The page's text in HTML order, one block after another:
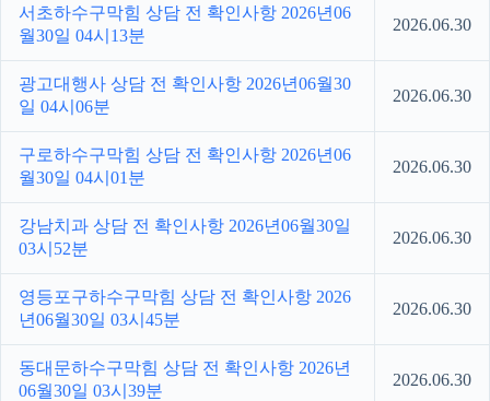
서초하수구막힘 상담 전 확인사항 2026년06
월30일 04시13분
2026.06.30
광고대행사 상담 전 확인사항 2026년06월30
일 04시06분
2026.06.30
구로하수구막힘 상담 전 확인사항 2026년06
월30일 04시01분
2026.06.30
강남치과 상담 전 확인사항 2026년06월30일
03시52분
2026.06.30
영등포구하수구막힘 상담 전 확인사항 2026
년06월30일 03시45분
2026.06.30
동대문하수구막힘 상담 전 확인사항 2026년
06월30일 03시39분
2026.06.30